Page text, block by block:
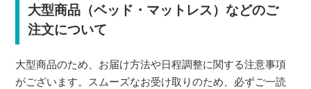
大型商品（ベッド・マットレス）などのご
注文について
大型商品のため、お届け方法や日程調整に関する注意事項
がございます。スムーズなお受け取りのため、必ずご一読